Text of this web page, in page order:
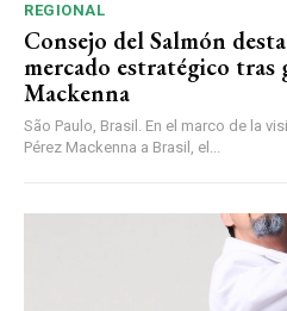
REGIONAL
Consejo del Salmón
mercado estratégico tras
Mackenna
São Paulo, Brasil. En el marco de la
Pérez Mackenna a Brasil, el...